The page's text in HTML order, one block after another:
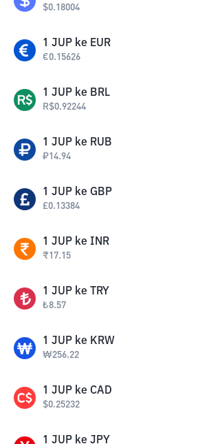
$0.18004
1 JUP ke EUR
€0.15626
1 JUP ke BRL
R$0.92244
1 JUP ke RUB
₽14.94
1 JUP ke GBP
£0.13384
1 JUP ke INR
₹17.15
1 JUP ke TRY
₺8.57
1 JUP ke KRW
₩256.22
1 JUP ke CAD
$0.25232
1 JUP ke JPY